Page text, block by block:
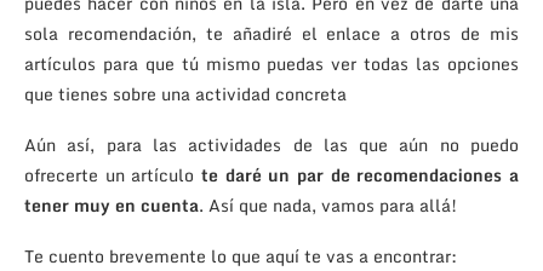
sola recomendación, te añadiré el enlace a otros de mis
artículos para que tú mismo puedas ver todas las opciones
que tienes sobre una actividad concreta
Aún así, para las actividades de las que aún no puedo
ofrecerte un artículo te daré un par de recomendaciones a
tener muy en cuenta. Así que nada, vamos para allá!
Te cuento brevemente lo que aquí te vas a encontrar: